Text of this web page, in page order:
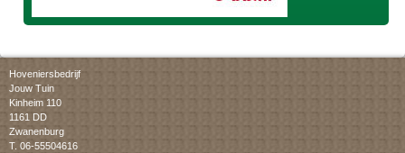
Hoveniersbedrijf
Jouw Tuin
Kinheim 110
1161 DD
Zwanenburg
T. 06-55504616